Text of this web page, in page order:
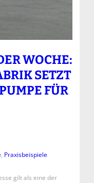
WOCHE:
SETZT
FÜR N
, Praxisbeispiele
gilt als eine der